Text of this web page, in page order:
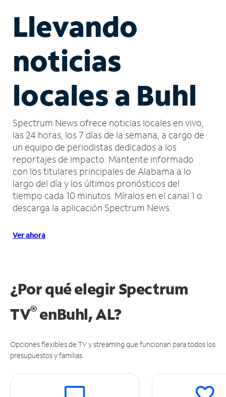
Llevando
noticias
locales a Buhl
Spectrum News ofrece noticias locales en vivo,
las 24 horas, los 7 días de la semana, a cargo de
un equipo de periodistas dedicados a los
reportajes de impacto. Mantente informado
con los titulares principales de Alabama a lo
largo del día y los últimos pronósticos del
tiempo cada 10 minutos. Míralos en el canal 1 o
descarga la aplicación Spectrum News.
Ver ahora
¿Por qué elegir Spectrum
TV®enBuhl, AL?
Opciones flexibles de TV y streaming que funcionan para todos los
presupuestos y familias.